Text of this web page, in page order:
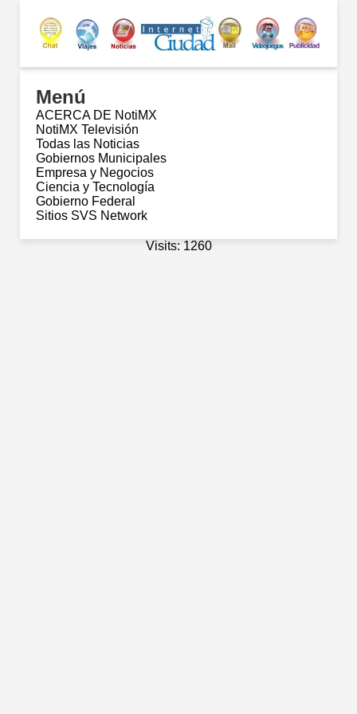
Menú
ACERCA DE NotiMX
NotiMX Televisión
Todas las Noticias
Gobiernos Municipales
Empresa y Negocios
Ciencia y Tecnología
Gobierno Federal
Sitios SVS Network
Visits: 1260